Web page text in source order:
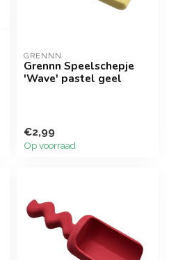
GRENNN
Grennn Speelschepje
'Wave' pastel geel
€2,99
Op voorraad